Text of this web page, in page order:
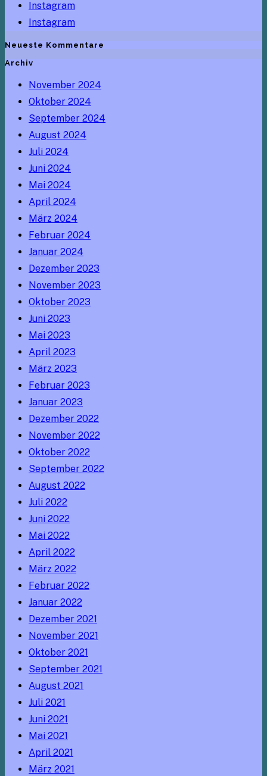
Instagram
Instagram
Neueste Kommentare
Archiv
November 2024
Oktober 2024
September 2024
August 2024
Juli 2024
Juni 2024
Mai 2024
April 2024
März 2024
Februar 2024
Januar 2024
Dezember 2023
November 2023
Oktober 2023
Juni 2023
Mai 2023
April 2023
März 2023
Februar 2023
Januar 2023
Dezember 2022
November 2022
Oktober 2022
September 2022
August 2022
Juli 2022
Juni 2022
Mai 2022
April 2022
März 2022
Februar 2022
Januar 2022
Dezember 2021
November 2021
Oktober 2021
September 2021
August 2021
Juli 2021
Juni 2021
Mai 2021
April 2021
März 2021